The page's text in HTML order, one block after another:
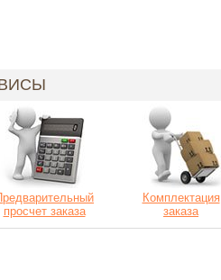
просчет заказа
Комплектация
заказа